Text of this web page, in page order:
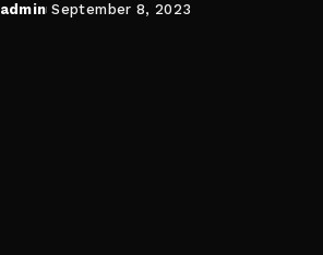
Posted
admin September 8, 2023